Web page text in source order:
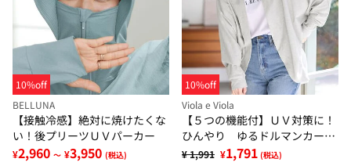
10%off
BELLUNA
【接触冷感】絶対に焼けたくな
い！後プリーツＵＶパーカー
¥2,960 ～ ¥3,950 (税込)
10%off
Viola e Viola
【５つの機能付】ＵＶ対策に！
ひんやり ゆるドルマンカーデ
ィガン
¥ 1,991 ¥1,791 (税込)